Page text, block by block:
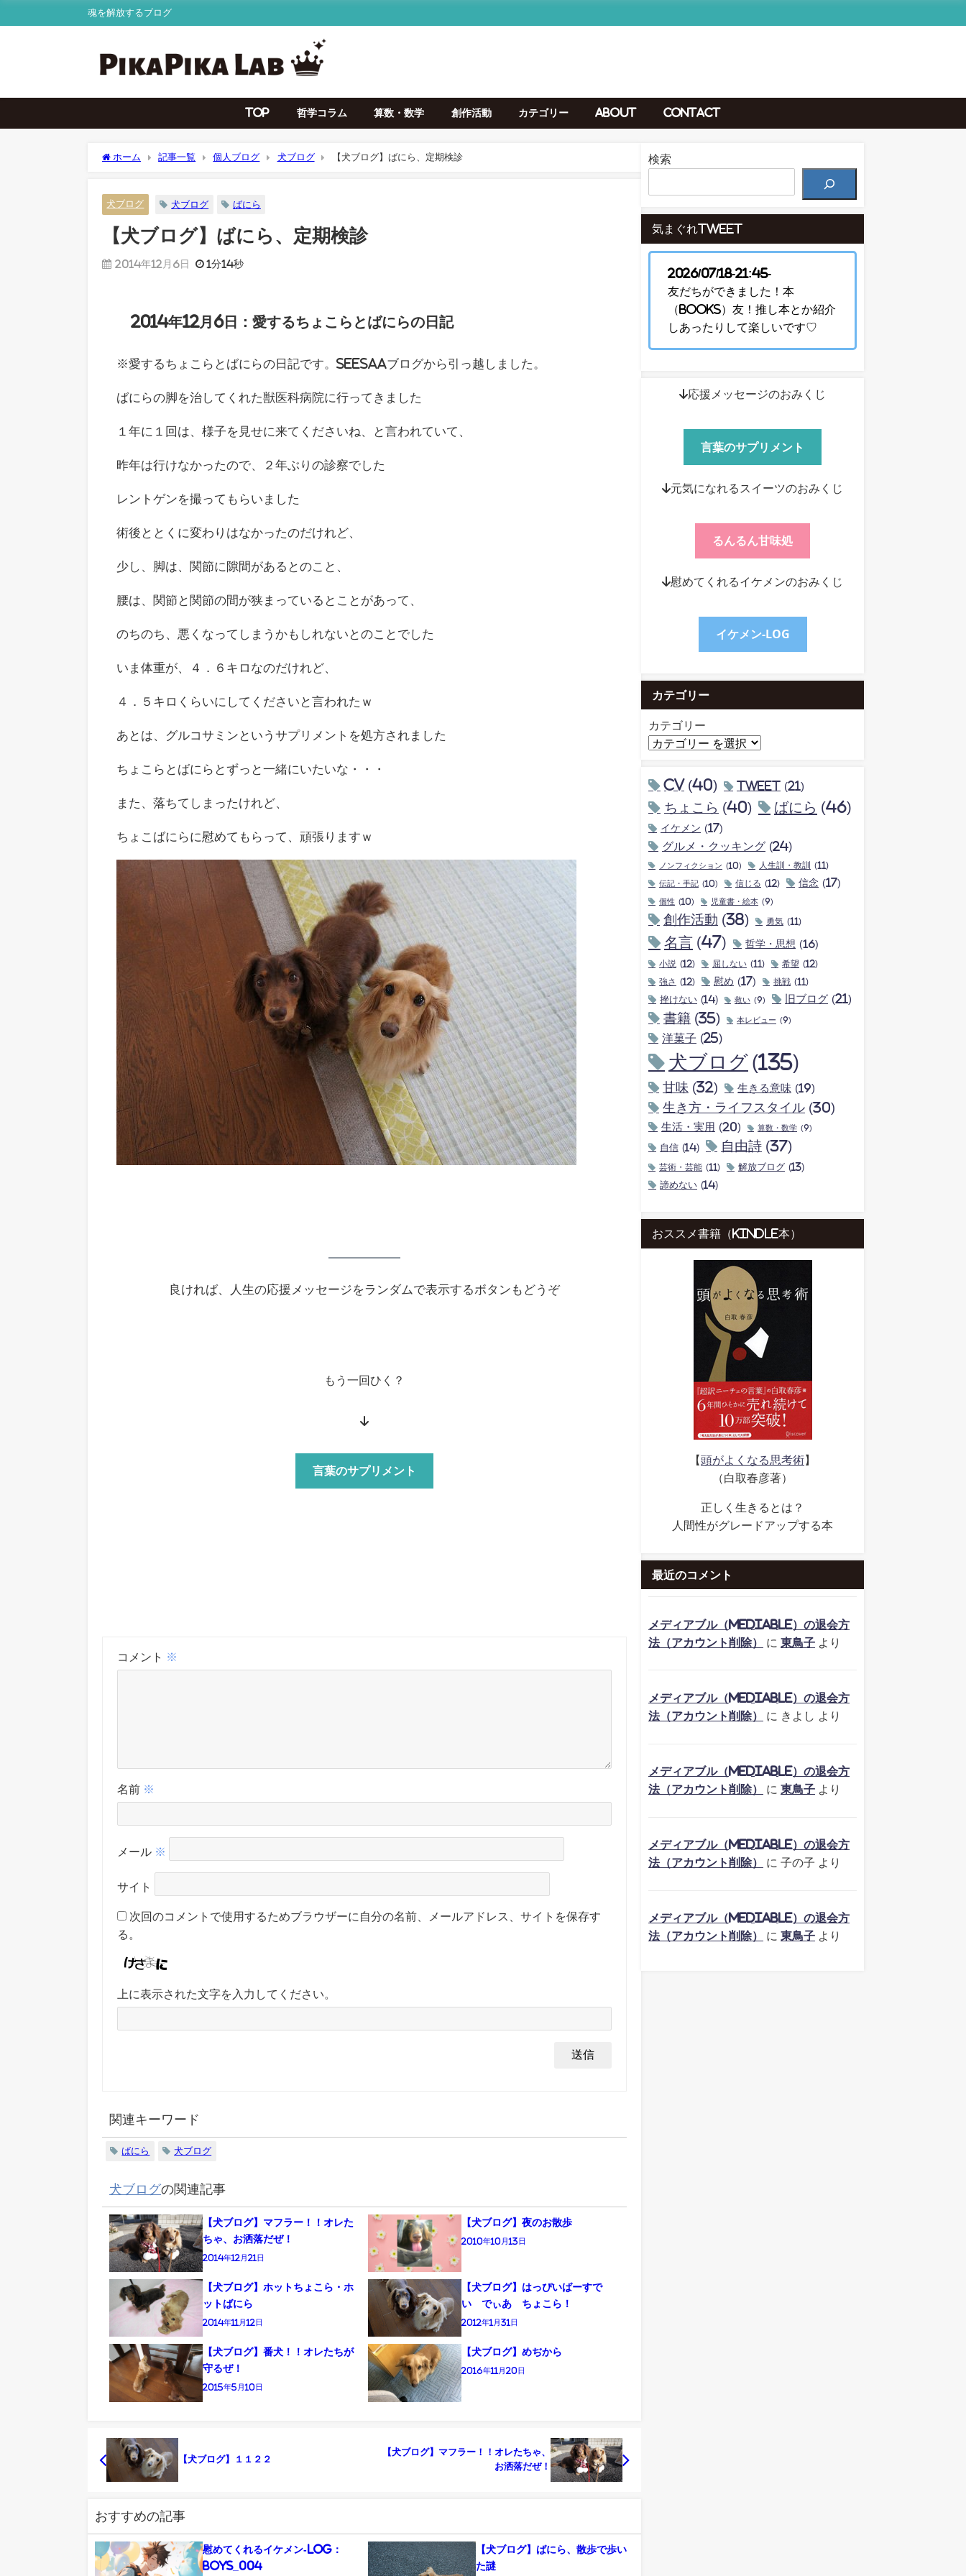
魂を解放するブログ
TOP 哲学コラム 算数・数学 創作活動 カテゴリー About Contact
ホーム 記事一覧 個人ブログ 犬ブログ 【犬ブログ】ばにら、定期検診
犬ブログ 犬ブログ ばにら
【犬ブログ】ばにら、定期検診
2014年12月6日 1分14秒
2014年12月6日：愛するちょこらとばにらの日記
※愛するちょこらとばにらの日記です。Seesaaブログから引っ越しました。
ばにらの脚を治してくれた獣医科病院に行ってきました
１年に１回は、様子を見せに来てくださいね、と言われていて、
昨年は行けなかったので、２年ぶりの診察でした
レントゲンを撮ってもらいました
術後ととくに変わりはなかったのだけれど、
少し、脚は、関節に隙間があるとのこと、
腰は、関節と関節の間が狭まっているとことがあって、
のちのち、悪くなってしまうかもしれないとのことでした
いま体重が、４．６キロなのだけれど、
４．５キロくらいにしてくださいと言われたｗ
あとは、グルコサミンというサプリメントを処方されました
ちょこらとばにらとずっと一緒にいたいな・・・
また、落ちてしまったけれど、
ちょこばにらに慰めてもらって、頑張りますｗ
良ければ、人生の応援メッセージをランダムで表示するボタンもどうぞ
もう一回ひく？
↓
言葉のサプリメント
コメント ※
名前 ※
メール ※
サイト
次回のコメントで使用するためブラウザーに自分の名前、メールアドレス、サイトを保存す
る。
上に表示された文字を入力してください。
関連キーワード
ばにら 犬ブログ
犬ブログの関連記事
【犬ブログ】マフラー！！オレた
ちゃ、お洒落だぜ！
2014年12月21日
【犬ブログ】夜のお散歩
2010年10月13日
【犬ブログ】ホットちょこら・ホ
ットばにら
2014年11月12日
【犬ブログ】はっぴいばーすで
い でぃあ ちょこら！
2012年1月31日
【犬ブログ】番犬！！オレたちが
守るぜ！
2015年5月10日
【犬ブログ】めぢから
2016年11月20日
【犬ブログ】１１２２
【犬ブログ】マフラー！！オレたちゃ、
お洒落だぜ！
おすすめの記事
慰めてくれるイケメン-Log：
Boys_004
【犬ブログ】ばにら、散歩で歩い
た謎
検索
気まぐれTweet
2026/07/18-21:45-
友だちができました！本
（Books）友！推し本とか紹介
しあったりして楽しいです♡
↓応援メッセージのおみくじ
言葉のサプリメント
↓元気になれるスイーツのおみくじ
るんるん甘味処
↓慰めてくれるイケメンのおみくじ
イケメン-LOG
カテゴリー
カテゴリー
CV (40) tweet (21)
ちょこら (40) ばにら (46)
イケメン (17)
グルメ・クッキング (24)
ノンフィクション (10) 人生訓・教訓 (11)
伝記・手記 (10) 信じる (12) 信念 (17)
個性 (10) 児童書・絵本 (9)
創作活動 (38) 勇気 (11)
名言 (47) 哲学・思想 (16)
小説 (12) 屈しない (11) 希望 (12)
強さ (12) 慰め (17) 挑戦 (11)
挫けない (14) 救い (9) 旧ブログ (21)
書籍 (35) 本レビュー (9)
洋菓子 (25)
犬ブログ (135)
甘味 (32) 生きる意味 (19)
生き方・ライフスタイル (30)
生活・実用 (20) 算数・数学 (9)
自信 (14) 自由詩 (37)
芸術・芸能 (11) 解放ブログ (13)
諦めない (14)
おススメ書籍（kindle本）
【頭がよくなる思考術】
（白取春彦著）
正しく生きるとは？
人間性がグレードアップする本
最近のコメント
メディアブル（mediable）の退会方
法（アカウント削除）
に 東鳥子 より
メディアブル（mediable）の退会方
法（アカウント削除）
に きよし より
メディアブル（mediable）の退会方
法（アカウント削除）
に 東鳥子 より
メディアブル（mediable）の退会方
法（アカウント削除）
に 子の子 より
メディアブル（mediable）の退会方
法（アカウント削除）
に 東鳥子 より